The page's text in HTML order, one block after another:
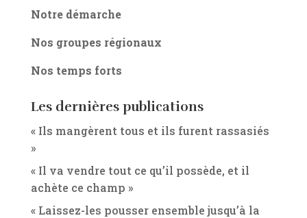
Notre démarche
Nos groupes régionaux
Nos temps forts
Les dernières publications
« Ils mangèrent tous et ils furent rassasiés
»
« Il va vendre tout ce qu’il possède, et il
achète ce champ »
« Laissez-les pousser ensemble jusqu’à la